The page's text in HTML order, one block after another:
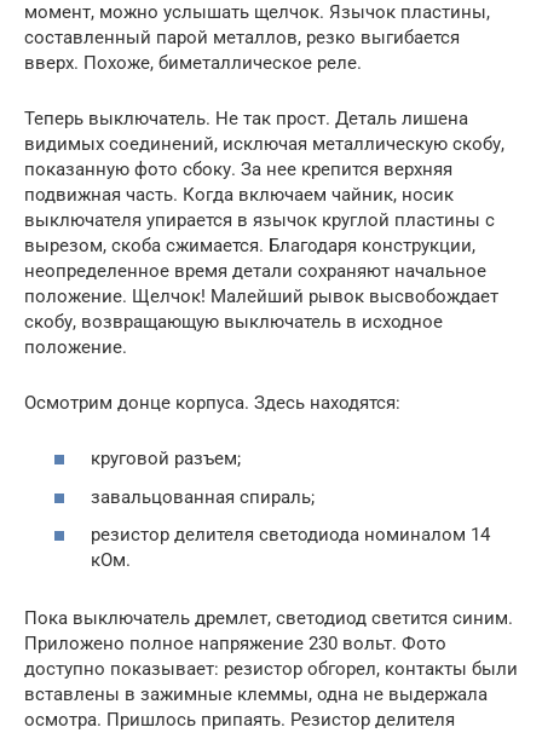
момент, можно услышать щелчок. Язычок пластины,
составленный парой металлов, резко выгибается
вверх. Похоже, биметаллическое реле.
Теперь выключатель. Не так прост. Деталь лишена
видимых соединений, исключая металлическую скобу,
показанную фото сбоку. За нее крепится верхняя
подвижная часть. Когда включаем чайник, носик
выключателя упирается в язычок круглой пластины с
вырезом, скоба сжимается. Благодаря конструкции,
неопределенное время детали сохраняют начальное
положение. Щелчок! Малейший рывок высвобождает
скобу, возвращающую выключатель в исходное
положение.
Осмотрим донце корпуса. Здесь находятся:
круговой разъем;
завальцованная спираль;
резистор делителя светодиода номиналом 14
кОм.
Пока выключатель дремлет, светодиод светится синим.
Приложено полное напряжение 230 вольт. Фото
доступно показывает: резистор обгорел, контакты были
вставлены в зажимные клеммы, одна не выдержала
осмотра. Пришлось припаять. Резистор делителя